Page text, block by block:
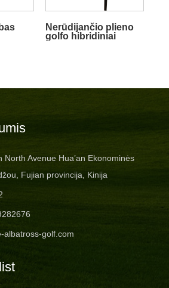
Nerūdijančio plieno
golfo hibridiniai
North Avenue Hua’an Ekonominės
Fujian provincija, Kinija
albatross-golf.com